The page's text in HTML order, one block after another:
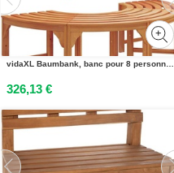
vidaXL Baumbank, banc pour 8 personnes, 2 pièces, 160 x 80 x 45 cm, couleur naturelle
326,13 €